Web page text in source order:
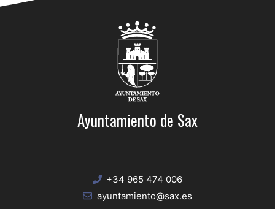
Ayuntamiento de Sax
+34 965 474 006
ayuntamiento@sax.es